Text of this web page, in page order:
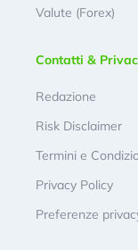
Valute (Forex)
Contatti &
Redazione
Risk Disclaimer
Termini e
Privacy Policy
Preferenze